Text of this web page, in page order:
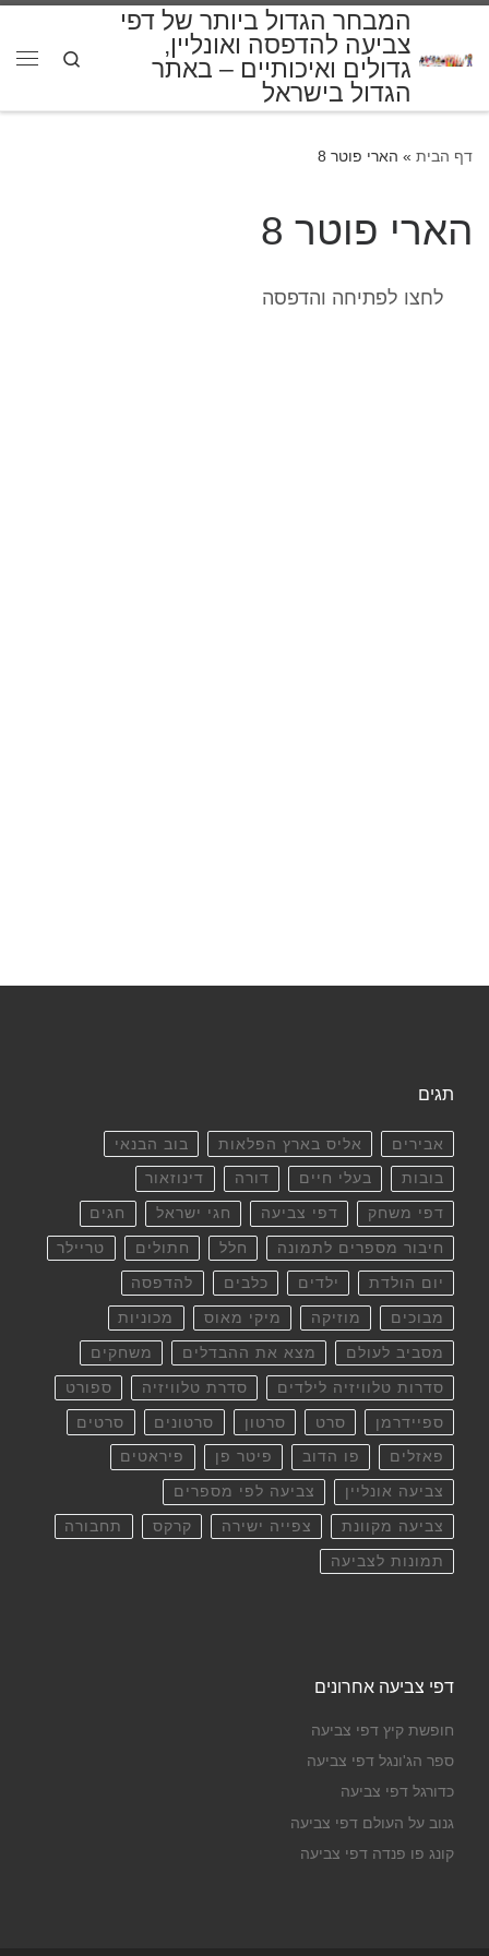
המבחר הגדול ביותר של דפי
צביעה להדפסה ואונליין,
גדולים ואיכותיים – באתר
הגדול בישראל
Search
דף הבית » הארי פוטר 8
הארי פוטר 8
לחצו לפתיחה והדפסה
תגים
אבירים אליס בארץ הפלאות בוב הבנאי
בובות בעלי חיים דורה דינוזאור
דפי משחק דפי צביעה חגי ישראל חגים
חיבור מספרים לתמונה חלל חתולים טריילר
יום הולדת ילדים כלבים להדפסה
מבוכים מוזיקה מיקי מאוס מכוניות
מסביב לעולם מצא את ההבדלים משחקים
סדרות טלוויזיה לילדים סדרת טלוויזיה ספורט
ספיידרמן סרט סרטון סרטונים סרטים
פאזלים פו הדוב פיטר פן פיראטים
צביעה אונליין צביעה לפי מספרים
צביעה מקוונת צפייה ישירה קרקס תחבורה
תמונות לצביעה
דפי צביעה אחרונים
חופשת קיץ דפי צביעה
ספר הג'ונגל דפי צביעה
כדורגל דפי צביעה
גנוב על העולם דפי צביעה
קונג פו פנדה דפי צביעה